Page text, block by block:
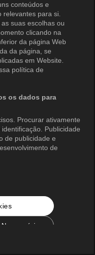
conteúdos e
para si.
suas escolhas ou
clicando na
da página Web
da página, se
em Website.
política de
os dados para
Procurar ativamente
Publicidade
de publicidade e
de